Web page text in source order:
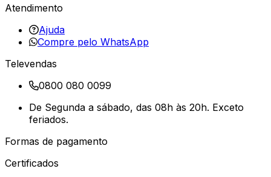
Atendimento
Ajuda
Compre pelo WhatsApp
Televendas
0800 080 0099
De Segunda a sábado, das 08h às 20h. Exceto
feriados.
Formas de pagamento
Certificados